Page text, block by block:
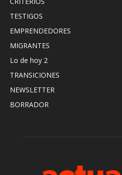
TESTIGOS
EMPRENDEDORES
MIGRANTES
Lo de hoy 2
TRANSICIONES
NEWSLETTER
BORRADOR